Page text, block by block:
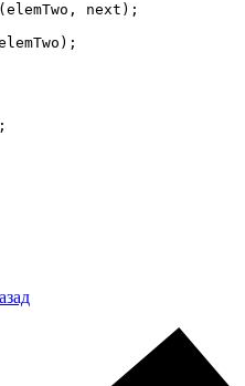
next);